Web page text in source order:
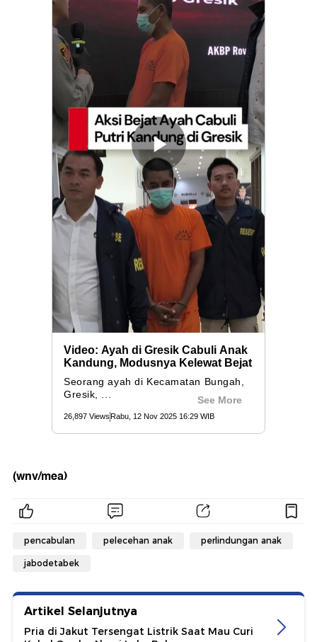
(wnv/mea)
pencabulan pelecehan anak perlindungan anak
jabodetabek
Artikel Selanjutnya
Pria di Jakut Tersengat Listrik Saat Mau Curi